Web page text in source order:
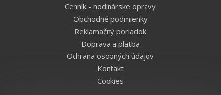
Cenník - hodinárske opravy
Obchodné podmienky
Reklamačný poriadok
Doprava a platba
Ochrana osobných údajov
Kontakt
Cookies